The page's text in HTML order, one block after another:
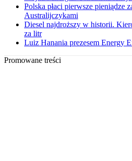
Polska płaci pierwsze pieniądze
Australijczykami
Diesel najdroższy w historii.
za litr
Luiz Hanania prezesem Energy
Promowane treści